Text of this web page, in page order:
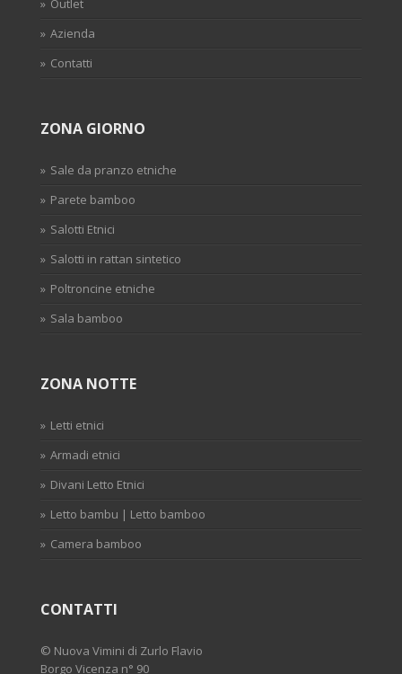
Outlet
Azienda
Contatti
ZONA GIORNO
Sale da pranzo etniche
Parete bamboo
Salotti Etnici
Salotti in rattan sintetico
Poltroncine etniche
Sala bamboo
ZONA NOTTE
Letti etnici
Armadi etnici
Divani Letto Etnici
Letto bambu | Letto bamboo
Camera bamboo
CONTATTI
© Nuova Vimini di Zurlo Flavio
Borgo Vicenza n° 90